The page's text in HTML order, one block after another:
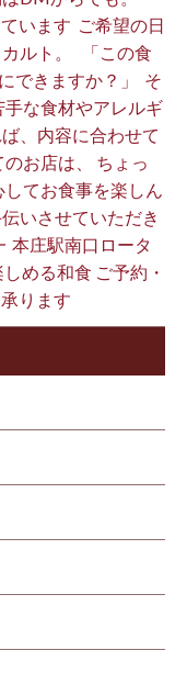
います ⁡ ご希望の日
ルト。 ⁡ ⁡ 「この食
できますか？」 ⁡ そ
手な食材やアレルギ
、内容に合わせて
お店は、 ちょっ
てお食事を楽しん
いさせていただき
駅南口ロータ
める和食 ご予約・
ります